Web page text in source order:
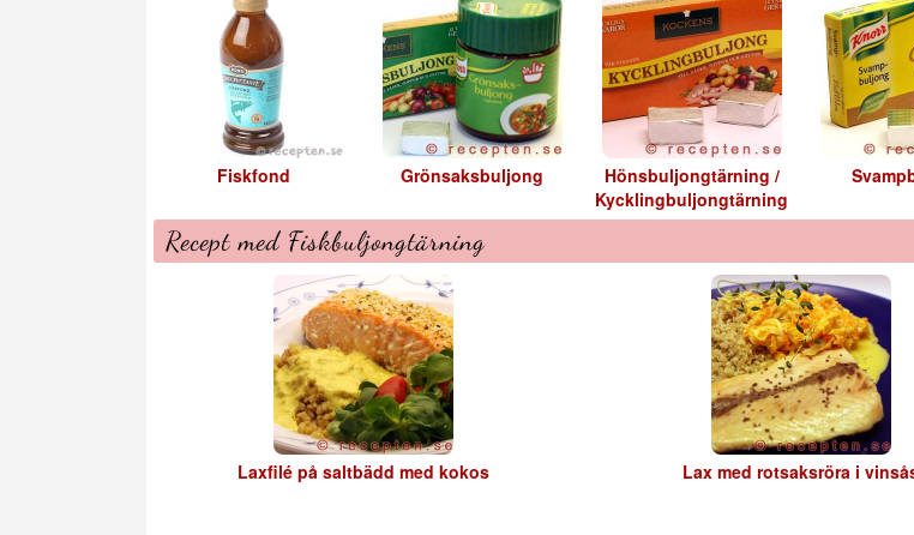
Fiskfond Grönsaksbuljong
Hönsbuljongtärning /
Kycklingbuljongtärning
Recept med Fiskbuljongtärning
Laxfilé på saltbädd med kokos Lax med rotsaksröra i